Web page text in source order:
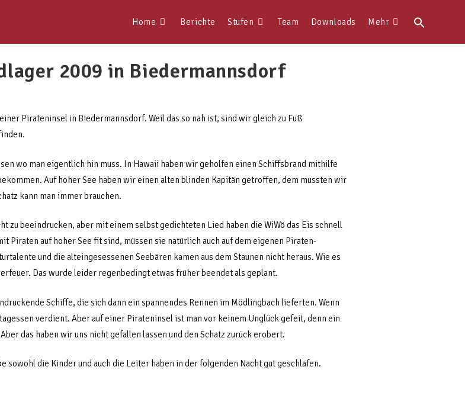
Home Berichte Stufen Team Downloads Mehr
2009 in Biedermannsdorf
Pirateninsel in Biedermannsdorf. Weil das so nah ist, sind wir gleich zu Fuß
wo man eigentlich hin muss. In Hawaii haben wir geholfen einen Schiffsbrand mithilfe
Auf hoher See haben wir einen alten blinden Kapitän getroffen, dem mussten wir
kann man immer brauchen.
zu beeindrucken, aber mit einem selbst gedichteten Lied haben die WiWö das Eis schnell
Piraten auf hoher See fit sind, müssen sie natürlich auch auf dem eigenen Piraten-
und die alteingesessenen Seebären kamen aus dem Staunen nicht heraus. Wie es
Das wurde leider regenbedingt etwas früher beendet als geplant.
Schiffe, die sich dann ein spannendes Rennen im Mödlingbach lieferten. Wenn
verdient. Aber auf einer Pirateninsel ist man vor keinem Unglück gefeit, denn ein
das haben wir uns nicht gefallen lassen und den Schatz zurück erobert.
sowohl die Kinder und auch die Leiter haben in der folgenden Nacht gut geschlafen.